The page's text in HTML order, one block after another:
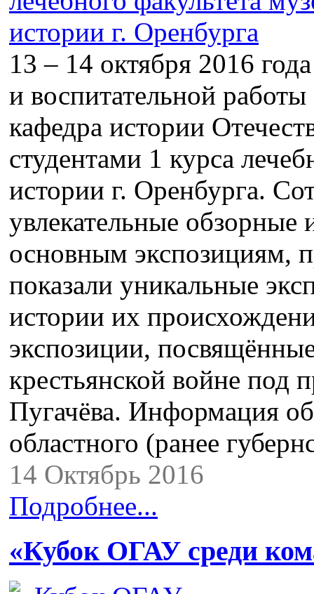
13 – 14 октября 2016
и воспитательной
кафедра истории
студентами 1 курса
истории г. Оренбурга.
увлекательные обзорные
основным экспозициям,
показали уникальные
истории их
экспозиции,
крестьянской войне под
Пугачёва. Информация
областного (ранее
14 Октябрь 2016
Подробнее...
«Кубок ОГАУ среди